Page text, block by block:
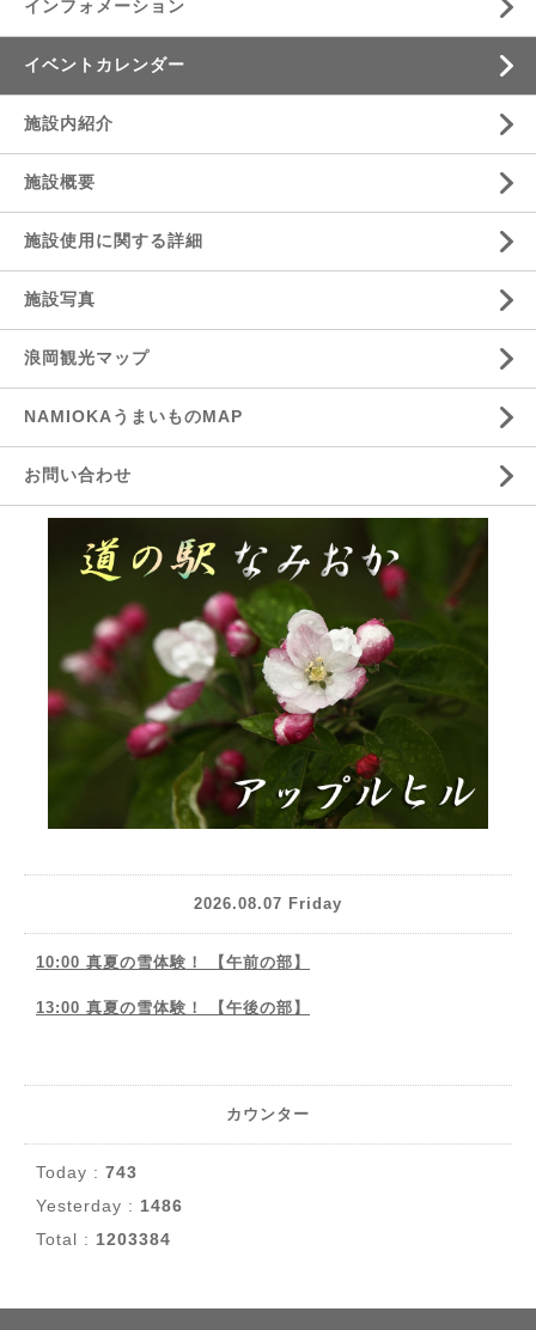
インフォメーション
イベントカレンダー
施設内紹介
施設概要
施設使用に関する詳細
施設写真
浪岡観光マップ
NAMIOKAうまいものMAP
お問い合わせ
2026.08.07 Friday
10:00 真夏の雪体験！ 【午前の部】
13:00 真夏の雪体験！ 【午後の部】
カウンター
Today : 743
Yesterday : 1486
Total : 1203384